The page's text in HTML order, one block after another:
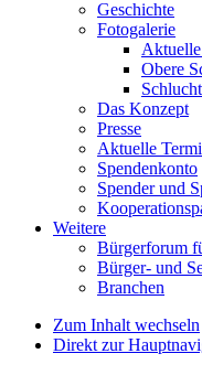
Geschichte
Fotogalerie
Obere
Das Konzept
Presse
Aktuelle
Spendenkonto
Spender und
Weitere
Bürgerforum
Bürger- und
Branchen
Zum Inhalt wechseln
Direkt zur